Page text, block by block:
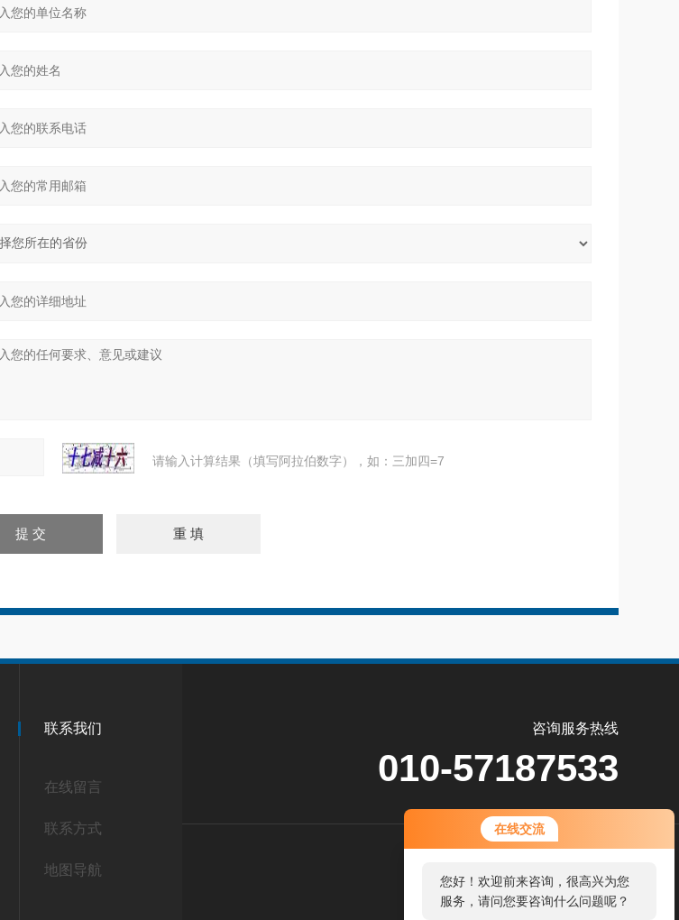
在线交流
您好！欢迎前来咨询，很高兴为您
服务，请问您要咨询什么问题呢？
您好，看您停留很久了，是否找到
了需求产品，您可以直接在线与我
请输入计算结果（填写阿拉伯数字），如：三加四=7
联系我们
在线留言
联系方式
地图导航
咨询服务热线
010-57187533
关
注
公